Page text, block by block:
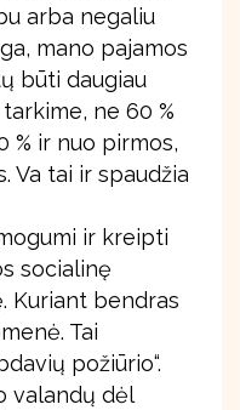
arba negaliu
mano pajamos
būti daugiau
ne 60 %
% ir nuo pirmos,
Va tai ir spaudžia
ir kreipti
socialinę
Kuriant bendras
Tai
požiūrio“.
valandų dėl